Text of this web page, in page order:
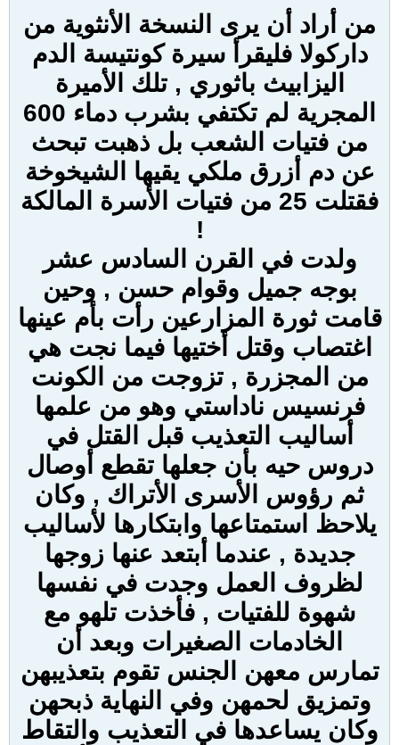
من أراد أن يرى النسخة الأنثوية من
داركولا فليقرأ سيرة كونتيسة الدم
اليزابيث باثوري , تلك الأميرة
المجرية لم تكتفي بشرب دماء 600
من فتيات الشعب بل ذهبت تبحث
عن دم أزرق ملكي يقيها الشيخوخة
فقتلت 25 من فتيات الأسرة المالكة
!
ولدت في القرن السادس عشر
بوجه جميل وقوام حسن , وحين
قامت ثورة المزارعين رأت بأم عينها
اغتصاب وقتل أختيها فيما نجت هي
من المجزرة , تزوجت من الكونت
فرنسيس ناداستي وهو من علمها
أساليب التعذيب قبل القتل في
دروس حيه بأن جعلها تقطع أوصال
ثم رؤوس الأسرى الأتراك , وكان
يلاحظ استمتاعها وابتكارها لأساليب
جديدة , عندما أبتعد عنها زوجها
لظروف العمل وجدت في نفسها
شهوة للفتيات , فأخذت تلهو مع
الخادمات الصغيرات وبعد أن
تمارس معهن الجنس تقوم بتعذيبهن
وتمزيق لحمهن وفي النهاية ذبحهن
وكان يساعدها في التعذيب والتقاط